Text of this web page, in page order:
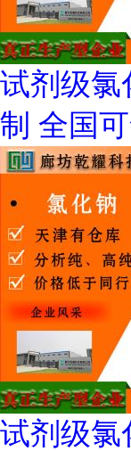
试剂级氯
制 全国
试剂级氯